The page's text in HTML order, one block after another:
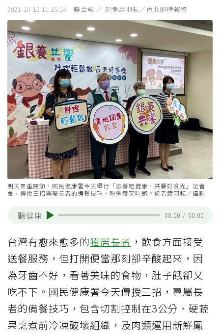
2021-10-13 11:15:14 聯合報 ／ 記者蕭羽耘／台北即時報導
明天是重陽節，國民健康署今天舉行「銀養吃健康，共饗好食光」記者
會，傳授三招專屬長者的備餐技巧，盼營養又吃飽。記者蕭羽耘／攝影
聽健康 00:00 / 00:00
台灣有愈來愈多的獨居長者 ，飲食方面接受
送餐服務，但打開便當那刻卻辛酸起來，因
為牙齒不好，看著美味的食物，肚子餓卻又
吃不下。國民健康署今天傳授三招，專屬長
者的備餐技巧，包含切割控制在3公分、硬蔬
果烹煮前冷凍破壞組織，及肉類運用新鮮鳳